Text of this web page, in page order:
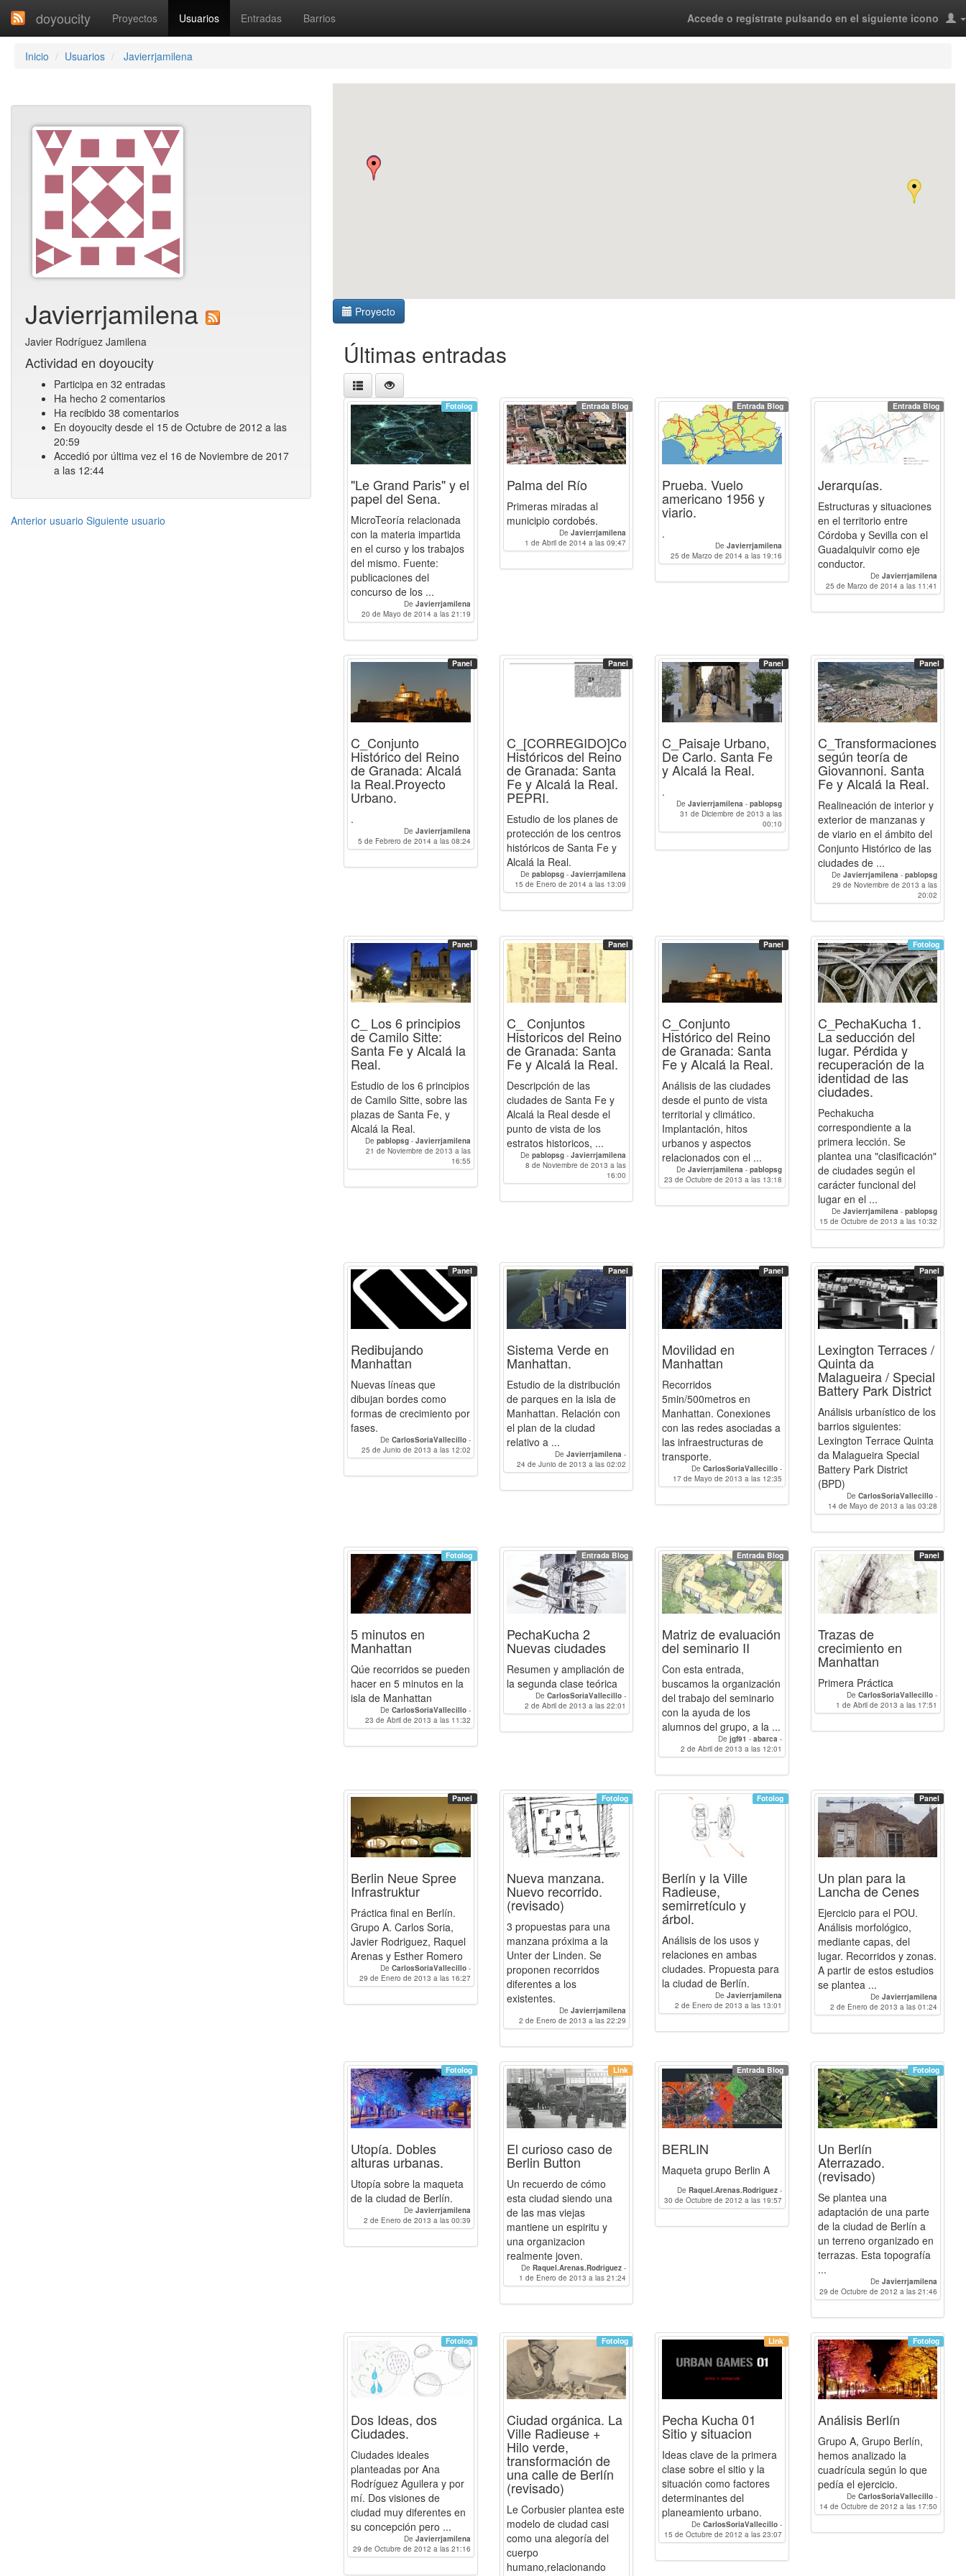
doyoucity Proyectos Usuarios Entradas Barrios Accede o regístrate pulsando en el siguiente icono
Inicio Usuarios Javierrjamilena
Javierrjamilena
Javier Rodríguez Jamilena
Actividad en doyoucity
Participa en 32 entradas
Ha hecho 2 comentarios
Ha recibido 38 comentarios
En doyoucity desde el 15 de Octubre de 2012 a las
20:59
Accedió por última vez el 16 de Noviembre de 2017
a las 12:44
Anterior usuario Siguiente usuario
Proyecto
Últimas entradas
Fotolog
"Le Grand Paris" y el
papel del Sena.
MicroTeoría relacionada
con la materia impartida
en el curso y los trabajos
del mismo. Fuente:
publicaciones del
concurso de los ...
De Javierrjamilena
20 de Mayo de 2014 a las 21:19
Entrada Blog
Palma del Río
Primeras miradas al
municipio cordobés.
De Javierrjamilena
1 de Abril de 2014 a las 09:47
Entrada Blog
Prueba. Vuelo
americano 1956 y
viario.
.
De Javierrjamilena
25 de Marzo de 2014 a las 19:16
Entrada Blog
Jerarquías.
Estructuras y situaciones
en el territorio entre
Córdoba y Sevilla con el
Guadalquivir como eje
conductor.
De Javierrjamilena
25 de Marzo de 2014 a las 11:41
Panel
C_Conjunto
Histórico del Reino
de Granada: Alcalá
la Real.Proyecto
Urbano.
.
De Javierrjamilena
5 de Febrero de 2014 a las 08:24
Panel
C_[CORREGIDO]Conjuntos
Históricos del Reino
de Granada: Santa
Fe y Alcalá la Real.
PEPRI.
Estudio de los planes de
protección de los centros
históricos de Santa Fe y
Alcalá la Real.
De pablopsg - Javierrjamilena
15 de Enero de 2014 a las 13:09
Panel
C_Paisaje Urbano,
De Carlo. Santa Fe
y Alcalá la Real.
.
De Javierrjamilena - pablopsg
31 de Diciembre de 2013 a las
00:10
Panel
C_Transformaciones
según teoría de
Giovannoni. Santa
Fe y Alcalá la Real.
Realineación de interior y
exterior de manzanas y
de viario en el ámbito del
Conjunto Histórico de las
ciudades de ...
De Javierrjamilena - pablopsg
29 de Noviembre de 2013 a las
20:02
Panel
C_ Los 6 principios
de Camilo Sitte:
Santa Fe y Alcalá la
Real.
Estudio de los 6 principios
de Camilo Sitte, sobre las
plazas de Santa Fe, y
Alcalá la Real.
De pablopsg- Javierrjamilena
21 de Noviembre de 2013 a las
16:55
Panel
C_ Conjuntos
Historicos del Reino
de Granada: Santa
Fe y Alcalá la Real.
Descripción de las
ciudades de Santa Fe y
Alcalá la Real desde el
punto de vista de los
estratos historicos, ...
De pablopsg - Javierrjamilena
8 de Noviembre de 2013 a las
16:00
Panel
C_Conjunto
Histórico del Reino
de Granada: Santa
Fe y Alcalá la Real.
Análisis de las ciudades
desde el punto de vista
territorial y climático.
Implantación, hitos
urbanos y aspectos
relacionados con el ...
De Javierrjamilena - pablopsg
23 de Octubre de 2013 a las 13:18
Fotolog
C_PechaKucha 1.
La seducción del
lugar. Pérdida y
recuperación de la
identidad de las
ciudades.
Pechakucha
correspondiente a la
primera lección. Se
plantea una "clasificación"
de ciudades según el
carácter funcional del
lugar en el ...
De Javierrjamilena - pablopsg
15 de Octubre de 2013 a las 10:32
Panel
Redibujando
Manhattan
Nuevas líneas que
dibujan bordes como
formas de crecimiento por
fases.
De CarlosSoriaVallecillo-
Javierrjamilena
25 de Junio de 2013 a las 12:02
Panel
Sistema Verde en
Manhattan.
Estudio de la distribución
de parques en la isla de
Manhattan. Relación con
el plan de la ciudad
relativo a ...
De Javierrjamilena -
CarlosSoriaVallecillo
24 de Junio de 2013 a las 02:02
Panel
Movilidad en
Manhattan
Recorridos
5min/500metros en
Manhattan. Conexiones
con las redes asociadas a
las infraestructuras de
transporte.
De CarlosSoriaVallecillo-
Javierrjamilena
17 de Mayo de 2013 a las 12:35
Panel
Lexington Terraces /
Quinta da
Malagueira / Special
Battery Park District
Análisis urbanístico de los
barrios siguientes:
Lexington Terrace Quinta
da Malagueira Special
Battery Park District
(BPD)
De CarlosSoriaVallecillo -
Javierrjamilena
14 de Mayo de 2013 a las 03:28
Fotolog
5 minutos en
Manhattan
Qúe recorridos se pueden
hacer en 5 minutos en la
isla de Manhattan
De CarlosSoriaVallecillo-
Javierrjamilena
23 de Abril de 2013 a las 11:32
Entrada Blog
PechaKucha 2
Nuevas ciudades
Resumen y ampliación de
la segunda clase teórica
De CarlosSoriaVallecillo -
Javierrjamilena
2 de Abril de 2013 a las 22:01
Entrada Blog
Matriz de evaluación
del seminario II
Con esta entrada,
buscamos la organización
del trabajo del seminario
con la ayuda de los
alumnos del grupo, a la ...
De jgf91 - abarca -
nataliabennekers -Teresa-
alejandroPeMu-claudia_mc-
2 de Abril de 2013 a las 12:01
Panel
Trazas de
crecimiento en
Manhattan
Primera Práctica
De CarlosSoriaVallecillo -
Javierrjamilena
1 de Abril de 2013 a las 17:51
Panel
Berlin Neue Spree
Infrastruktur
Práctica final en Berlín.
Grupo A. Carlos Soria,
Javier Rodriguez, Raquel
Arenas y Esther Romero
De CarlosSoriaVallecillo-
Raquel.Arenas.Rodriguez-Esther
-Javierrjamilena
29 de Enero de 2013 a las 16:27
Fotolog
Nueva manzana.
Nuevo recorrido.
(revisado)
3 propuestas para una
manzana próxima a la
Unter der Linden. Se
proponen recorridos
diferentes a los
existentes.
De Javierrjamilena
2 de Enero de 2013 a las 22:29
Fotolog
Berlín y la Ville
Radieuse,
semirretículo y
árbol.
Análisis de los usos y
relaciones en ambas
ciudades. Propuesta para
la ciudad de Berlín.
De Javierrjamilena
2 de Enero de 2013 a las 13:01
Panel
Un plan para la
Lancha de Cenes
Ejercicio para el POU.
Análisis morfológico,
mediante capas, del
lugar. Recorridos y zonas.
A partir de estos estudios
se plantea ...
De Javierrjamilena
2 de Enero de 2013 a las 01:24
Fotolog
Utopía. Dobles
alturas urbanas.
Utopía sobre la maqueta
de la ciudad de Berlín.
De Javierrjamilena
2 de Enero de 2013 a las 00:39
Link
El curioso caso de
Berlin Button
Un recuerdo de cómo
esta ciudad siendo una
de las mas viejas
mantiene un espiritu y
una organizacion
realmente joven.
De Raquel.Arenas.Rodriguez -
CarlosSoriaVallecillo -Esther-
Javierrjamilena
1 de Enero de 2013 a las 21:24
Entrada Blog
BERLIN
Maqueta grupo Berlin A
De Raquel.Arenas.Rodriguez-
nataliabennekers -Teresa-
SilviaBustosMoreno-
inmagarcia-Javierrjamilena
30 de Octubre de 2012 a las 19:57
Fotolog
Un Berlín
Aterrazado.
(revisado)
Se plantea una
adaptación de una parte
de la ciudad de Berlín a
un terreno organizado en
terrazas. Esta topografía
...
De Javierrjamilena
29 de Octubre de 2012 a las 21:46
Fotolog
Dos Ideas, dos
Ciudades.
Ciudades ideales
planteadas por Ana
Rodríguez Aguilera y por
mí. Dos visiones de
ciudad muy diferentes en
su concepción pero ...
De Javierrjamilena
29 de Octubre de 2012 a las 21:16
Fotolog
Ciudad orgánica. La
Ville Radieuse +
Hilo verde,
transformación de
una calle de Berlín
(revisado)
Le Corbusier plantea este
modelo de ciudad casi
como una alegoría del
cuerpo
humano,relacionando
Link
Pecha Kucha 01
Sitio y situacion
Ideas clave de la primera
clase sobre el sitio y la
situación como factores
determinantes del
planeamiento urbano.
De CarlosSoriaVallecillo-
Raquel.Arenas.Rodriguez-Esther
-Javierrjamilena
15 de Octubre de 2012 a las 23:07
Fotolog
Análisis Berlín
Grupo A, Grupo Berlín,
hemos analizado la
cuadrícula según lo que
pedía el ejercicio.
De CarlosSoriaVallecillo -
Raquel.Arenas.Rodriguez-Esther
-Javierrjamilena
14 de Octubre de 2012 a las 17:50